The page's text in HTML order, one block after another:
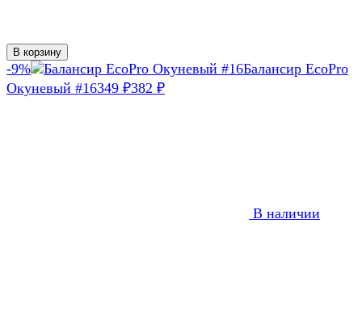
В корзину
-9%
Балансир EcoPro
Окуневый #16349 ₽382 ₽
В наличии